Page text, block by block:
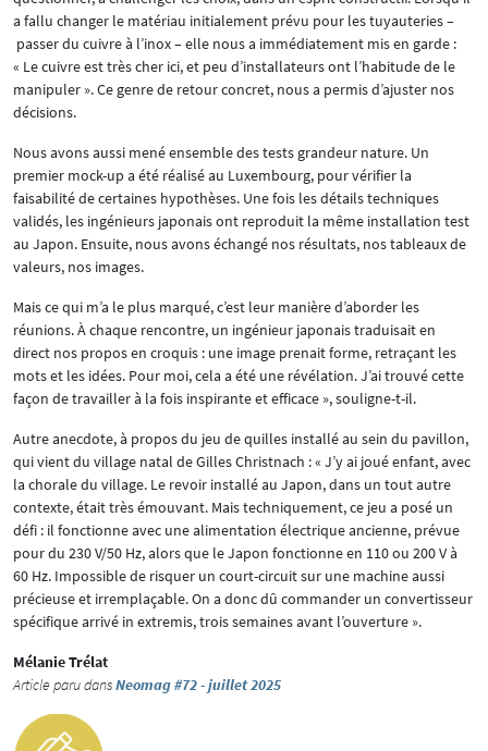
a fallu changer le matériau initialement prévu pour les tuyauteries –
passer du cuivre à l’inox – elle nous a immédiatement mis en garde :
« Le cuivre est très cher ici, et peu d’installateurs ont l’habitude de le
manipuler ». Ce genre de retour concret, nous a permis d’ajuster nos
décisions.
Nous avons aussi mené ensemble des tests grandeur nature. Un
premier mock-up a été réalisé au Luxembourg, pour vérifier la
faisabilité de certaines hypothèses. Une fois les détails techniques
validés, les ingénieurs japonais ont reproduit la même installation test
au Japon. Ensuite, nous avons échangé nos résultats, nos tableaux de
valeurs, nos images.
Mais ce qui m’a le plus marqué, c’est leur manière d’aborder les
réunions. À chaque rencontre, un ingénieur japonais traduisait en
direct nos propos en croquis : une image prenait forme, retraçant les
mots et les idées. Pour moi, cela a été une révélation. J’ai trouvé cette
façon de travailler à la fois inspirante et efficace », souligne-t-il.
Autre anecdote, à propos du jeu de quilles installé au sein du pavillon,
qui vient du village natal de Gilles Christnach : « J’y ai joué enfant, avec
la chorale du village. Le revoir installé au Japon, dans un tout autre
contexte, était très émouvant. Mais techniquement, ce jeu a posé un
défi : il fonctionne avec une alimentation électrique ancienne, prévue
pour du 230 V/50 Hz, alors que le Japon fonctionne en 110 ou 200 V à
60 Hz. Impossible de risquer un court-circuit sur une machine aussi
précieuse et irremplaçable. On a donc dû commander un convertisseur
spécifique arrivé in extremis, trois semaines avant l’ouverture ».
Mélanie Trélat
Article paru dansNeomag #72 - juillet 2025